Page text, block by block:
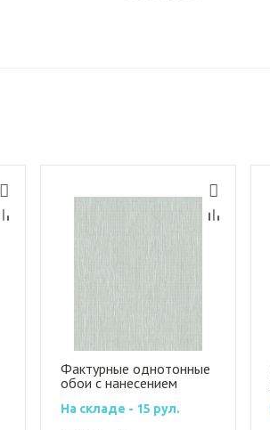
Фактурные однотонные
обои с нанесением
краски с легким
На складе - 15 рул.